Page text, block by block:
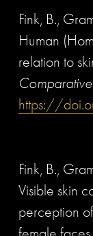
Fink, B.,
Human
relation to
https://
Fink, B.,
Visible skin
perception